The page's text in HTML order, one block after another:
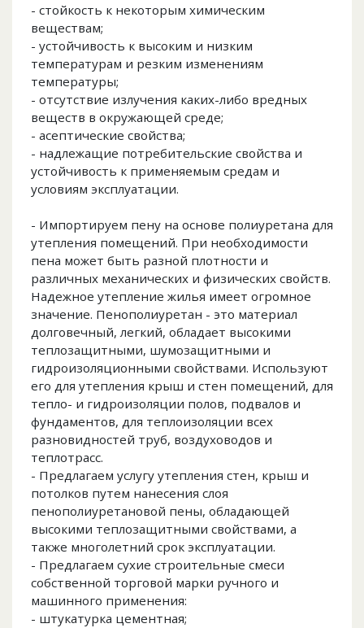
- стойкость к некоторым химическим
веществам;
- устойчивость к высоким и низким
температурам и резким изменениям
температуры;
- отсутствие излучения каких-либо вредных
веществ в окружающей среде;
- асептические свойства;
- надлежащие потребительские свойства и
устойчивость к применяемым средам и
условиям эксплуатации.
- Импортируем пену на основе полиуретана для
утепления помещений. При необходимости
пена может быть разной плотности и
различных механических и физических свойств.
Надежное утепление жилья имеет огромное
значение. Пенополиуретан - это материал
долговечный, легкий, обладает высокими
теплозащитными, шумозащитными и
гидроизоляционными свойствами. Используют
его для утепления крыш и стен помещений, для
тепло- и гидроизоляции полов, подвалов и
фундаментов, для теплоизоляции всех
разновидностей труб, воздуховодов и
теплотрасс.
- Предлагаем услугу утепления стен, крыш и
потолков путем нанесения слоя
пенополиуретановой пены, обладающей
высокими теплозащитными свойствами, а
также многолетний срок эксплуатации.
- Предлагаем сухие строительные смеси
собственной торговой марки ручного и
машинного применения:
- штукатурка цементная;